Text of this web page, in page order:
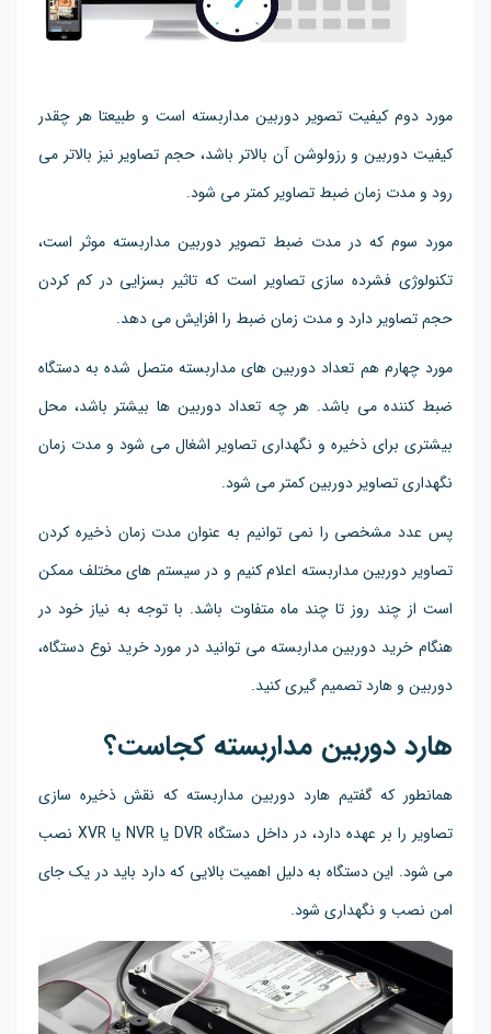
مورد دوم کیفیت تصویر دوربین مداربسته است و طبیعتا هر چقدر
کیفیت دوربین و رزولوشن آن بالاتر باشد، حجم تصاویر نیز بالاتر می
رود و مدت زمان ضبط تصاویر کمتر می شود.
مورد سوم که در مدت ضبط تصویر دوربین مداربسته موثر است،
تکنولوژی فشرده سازی تصاویر است که تاثیر بسزایی در کم کردن
حجم تصاویر دارد و مدت زمان ضبط را افزایش می دهد.
مورد چهارم هم تعداد دوربین های مداربسته متصل شده به دستگاه
ضبط کننده می باشد. هر چه تعداد دوربین ها بیشتر باشد، محل
بیشتری برای ذخیره و نگهداری تصاویر اشغال می شود و مدت زمان
نگهداری تصاویر دوربین کمتر می شود.
پس عدد مشخصی را نمی توانیم به عنوان مدت زمان ذخیره کردن
تصاویر دوربین مداربسته اعلام کنیم و در سیستم های مختلف ممکن
است از چند روز تا چند ماه متفاوت باشد. با توجه به نیاز خود در
هنگام خرید دوربین مداربسته می توانید در مورد خرید نوع دستگاه،
دوربین و هارد تصمیم گیری کنید.
هارد دوربین مداربسته کجاست؟
همانطور که گفتیم هارد دوربین مداربسته که نقش ذخیره سازی
تصاویر را بر عهده دارد، در داخل دستگاه DVR یا NVR یا XVR نصب
می شود. این دستگاه به دلیل اهمیت بالایی که دارد باید در یک جای
امن نصب و نگهداری شود.